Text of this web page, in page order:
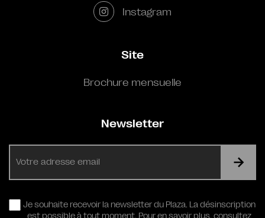
Instagram
Site
Brochure mensuelle
Newsletter
RGPD
Je souhaite recevoir la newsletter du Plaza. La désinscription
est possible à tout moment. Pour en savoir plus,consultez